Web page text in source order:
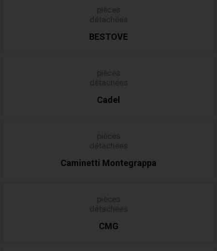
pièces
détachées
BESTOVE
pièces
détachées
Cadel
pièces
détachées
Caminetti Montegrappa
pièces
détachées
CMG